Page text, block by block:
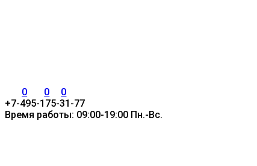
0 0
0
+7-495-175-31-77
Время работы: 09:00-19:00 Пн.-Вс.